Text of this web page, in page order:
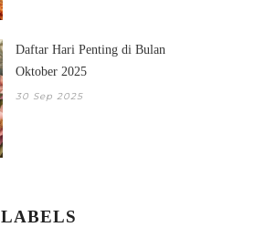
Daftar Hari Penting di Bulan
Oktober 2025
30 Sep 2025
LABELS